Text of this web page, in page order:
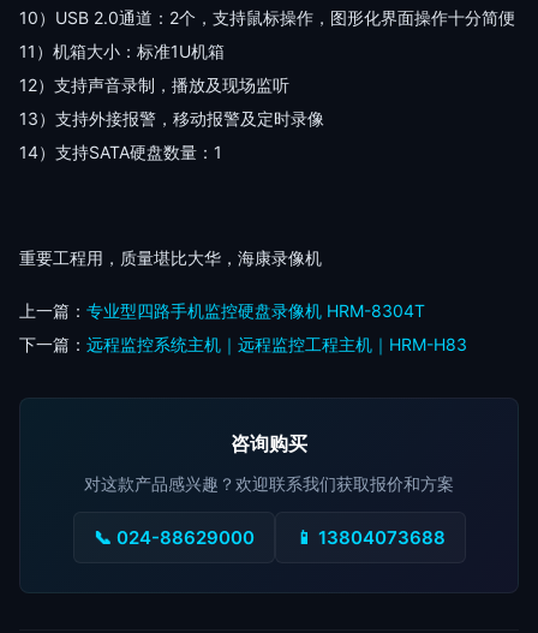
10）USB 2.0通道：2个，支持鼠标操作，图形化界面操作十分简便
11）机箱大小：标准1U机箱
12）支持声音录制，播放及现场监听
13）支持外接报警，移动报警及定时录像
14）支持SATA硬盘数量：1
重要工程用，质量堪比大华，海康录像机
上一篇： 专业型四路手机监控硬盘录像机 HRM-8304T
下一篇： 远程监控系统主机｜远程监控工程主机｜HRM-H83
咨询购买
对这款产品感兴趣？欢迎联系我们获取报价和方案
📞 024-88629000 📱 13804073688